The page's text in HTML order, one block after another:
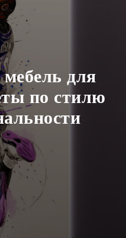
для
по стилю